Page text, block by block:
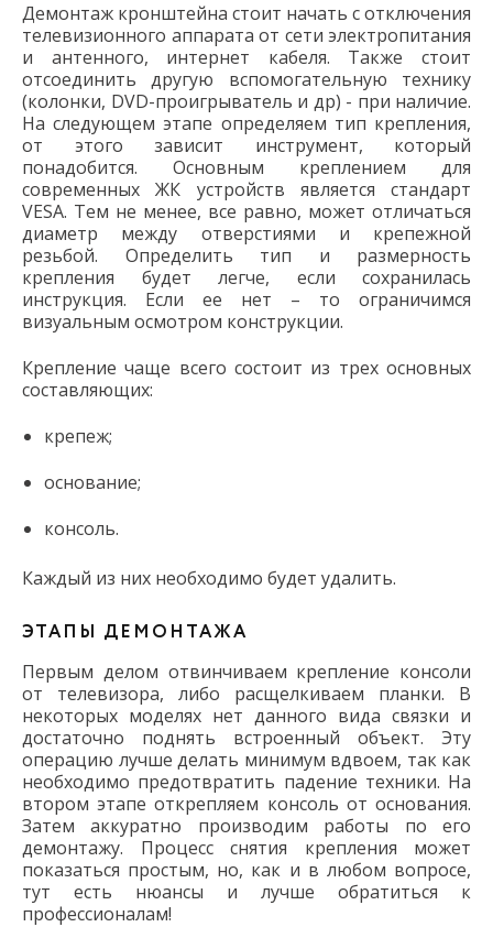
Демонтаж кронштейна стоит начать с отключения
телевизионного аппарата от сети электропитания
и антенного, интернет кабеля. Также стоит
отсоединить другую вспомогательную технику
(колонки, DVD-проигрыватель и др) - при наличие.
На следующем этапе определяем тип крепления,
от этого зависит инструмент, который
понадобится. Основным креплением для
современных ЖК устройств является стандарт
VESA. Тем не менее, все равно, может отличаться
диаметр между отверстиями и крепежной
резьбой. Определить тип и размерность
крепления будет легче, если сохранилась
инструкция. Если ее нет – то ограничимся
визуальным осмотром конструкции.
Крепление чаще всего состоит из трех основных
составляющих:
крепеж;
основание;
консоль.
Каждый из них необходимо будет удалить.
ЭТАПЫ ДЕМОНТАЖА
Первым делом отвинчиваем крепление консоли
от телевизора, либо расщелкиваем планки. В
некоторых моделях нет данного вида связки и
достаточно поднять встроенный объект. Эту
операцию лучше делать минимум вдвоем, так как
необходимо предотвратить падение техники. На
втором этапе открепляем консоль от основания.
Затем аккуратно производим работы по его
демонтажу. Процесс снятия крепления может
показаться простым, но, как и в любом вопросе,
тут есть нюансы и лучше обратиться к
профессионалам!